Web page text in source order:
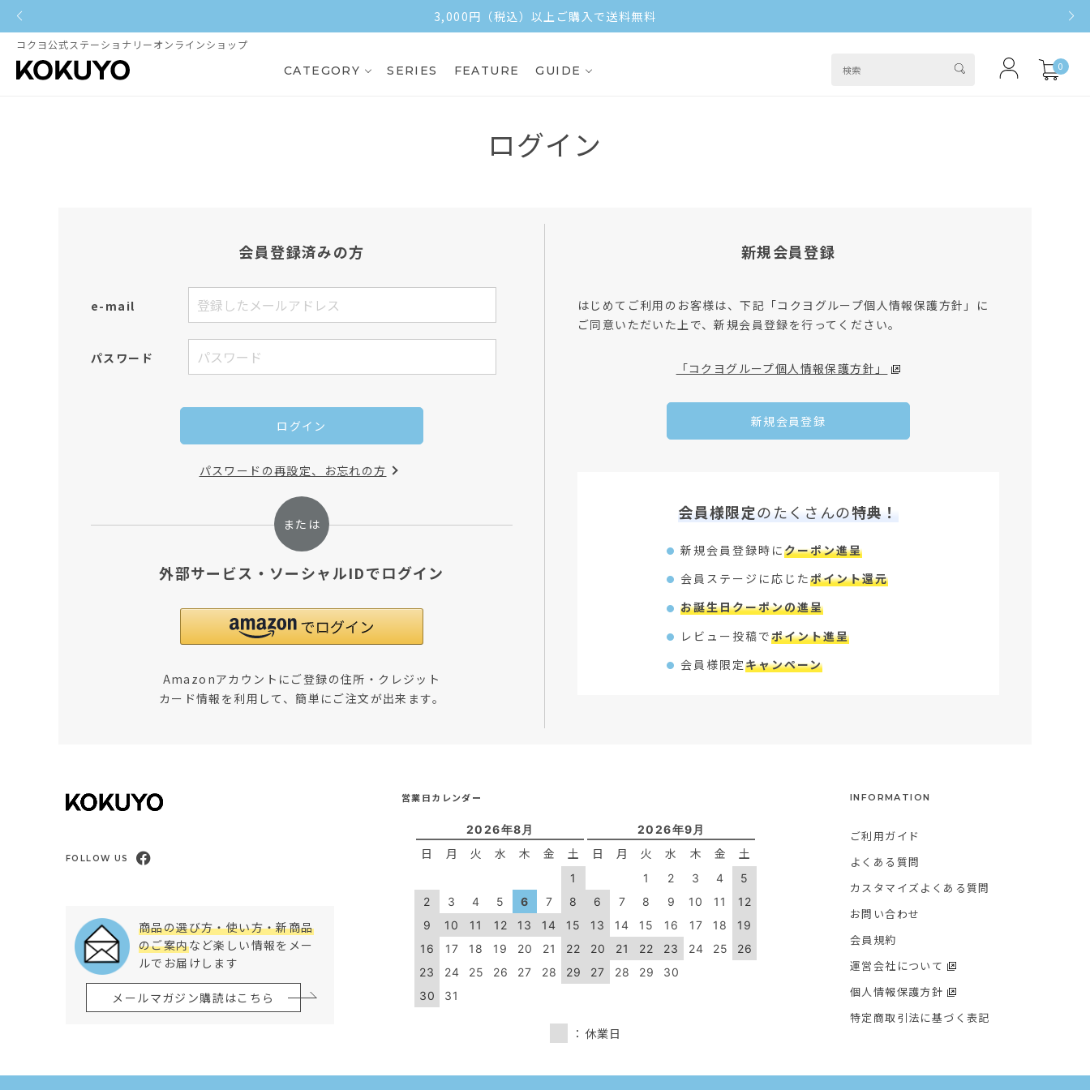
3,000円（税込）以上ご購入で送料無料
コクヨ公式ステーショナリーオンラインショップ
CATEGORY SERIES FEATURE GUIDE 0
ログイン
会員登録済みの方
e-mail
パスワード
ログイン
パスワードの再設定、お忘れの方
外部サービス・ソーシャルIDでログイン
Amazonアカウントにご登録の住所・クレジット
カード情報を利用して、簡単にご注文が出来ます。
新規会員登録
はじめてご利用のお客様は、下記「コクヨグループ個人情報保護方針」に
ご同意いただいた上で、新規会員登録を行ってください。
「コクヨグループ個人情報保護方針」
新規会員登録
会員様限定のたくさんの特典！
新規会員登録時にクーポン進呈
会員ステージに応じたポイント還元
お誕生日クーポンの進呈
レビュー投稿でポイント進呈
会員様限定キャンペーン
FOLLOW US
商品の選び方・使い方・新商品
のご案内など楽しい情報をメー
ルでお届けします
メールマガジン購読はこちら
営業日カレンダー
2026年8月
日 月 火 水 木 金 土
1
2
3 4 5 6 7
8
9
10 11 12 13 14
15
16
17 18 19 20 21
22
23
24 25 26 27 28
29
30
31
2026年9月
日 月 火 水 木 金 土
1 2 3 4
5
6
7 8 9 10 11
12
13
14 15 16 17 18
19
20
21 22 23 24 25
26
27
28 29 30
：休業日
INFORMATION
ご利用ガイド
よくある質問
カスタマイズよくある質問
お問い合わせ
会員規約
運営会社について
個人情報保護方針
特定商取引法に基づく表記